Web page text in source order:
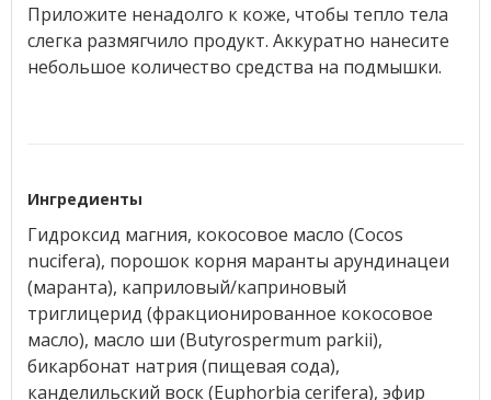
Приложите ненадолго к коже, чтобы тепло тела
слегка размягчило продукт. Аккуратно нанесите
небольшое количество средства на подмышки.
Ингредиенты
Гидроксид магния, кокосовое масло (Cocos
nucifera), порошок корня маранты арундинацеи
(маранта), каприловый/каприновый
триглицерид (фракционированное кокосовое
масло), масло ши (Butyrospermum parkii),
бикарбонат натрия (пищевая сода),
канделильский воск (Euphorbia cerifera), эфир